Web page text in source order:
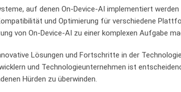
⁣auf⁣ denen On-Device-AI implementiert werden
und⁣ Optimierung für​ verschiedene
von On-Device-AI zu einer komplexen Aufgabe
Lösungen und Fortschritte in der
und ⁢Technologieunternehmen ist
Hürden zu​ überwinden.